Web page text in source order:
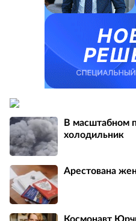
В масштабном
холодильник
Арестована
Космонавт